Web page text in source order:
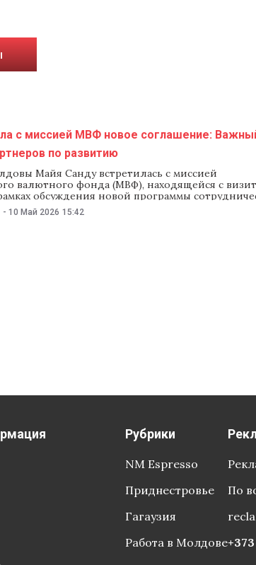
с миссией МВФ новое соглашение:
по развитию
Майя Санду встретилась с миссией
валютного фонда (МВФ), находящейся с
обсуждения новой программы
мая в пресс-службе главы государства, стороны
реформ, в частности в сфере
- 10 Май 2026 15:42
Рубрики
NM Espresso
Приднестровье
Гагаузия
Работа в Молдове
По